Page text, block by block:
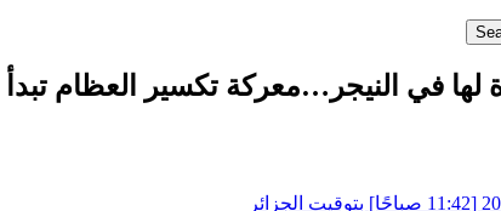
لها في النيجر…معركة تكسير العظام